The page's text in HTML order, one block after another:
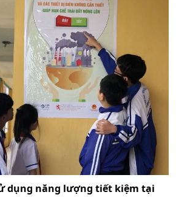
dụng năng lượng tiết kiệm tại